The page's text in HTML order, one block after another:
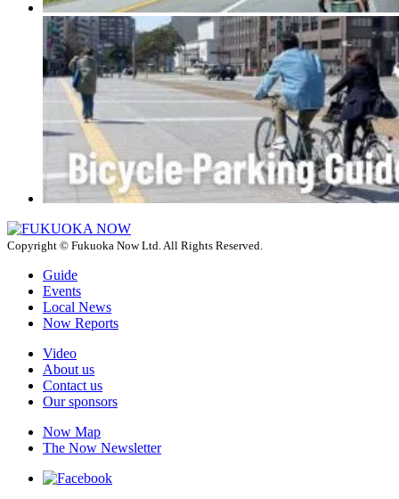
Copyright © Fukuoka Now Ltd. All Rights Reserved.
Guide
Events
Local News
Now Reports
Video
About us
Contact us
Our sponsors
Now Map
The Now Newsletter